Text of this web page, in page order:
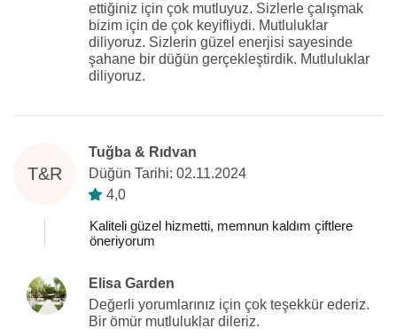
ettiğiniz için çok mutluyuz. Sizlerle çalışmak
bizim için de çok keyifliydi. Mutluluklar
diliyoruz. Sizlerin güzel enerjisi sayesinde
şahane bir düğün gerçekleştirdik. Mutluluklar
diliyoruz.
T&R
Tuğba & Rıdvan
Düğün Tarihi: 02.11.2024
4,0
Kaliteli güzel hizmetti, memnun kaldım çiftlere
öneriyorum
Elisa Garden
Değerli yorumlarınız için çok teşekkür ederiz.
Bir ömür mutluluklar dileriz.